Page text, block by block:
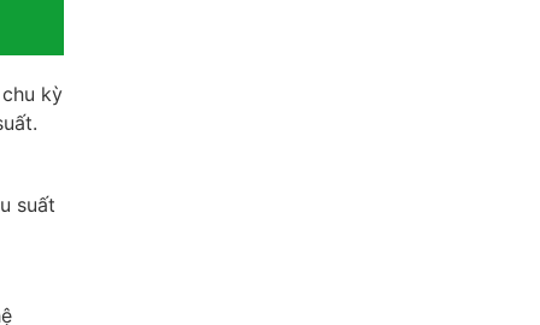
kỳ
suất